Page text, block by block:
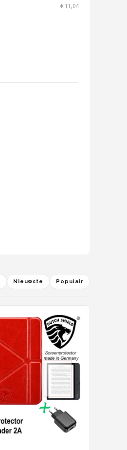
€ 11,04
Nieuwste Populair